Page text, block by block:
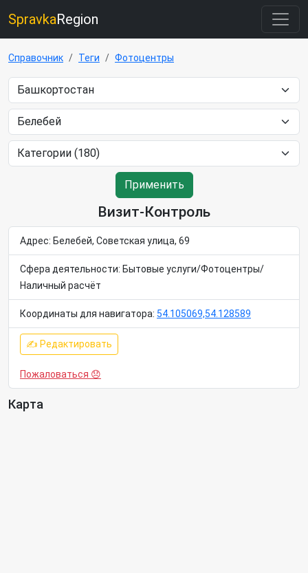
SpravkaRegion
Справочник Теги Фотоцентры
Применить
Визит-Контроль
Адрес: Белебей, Советская улица, 69
Сфера деятельности: Бытовые услуги/Фотоцентры/
Наличный расчёт
Координаты для навигатора: 54.105069,54.128589
✍ Редактировать
Пожаловаться 😞
Карта